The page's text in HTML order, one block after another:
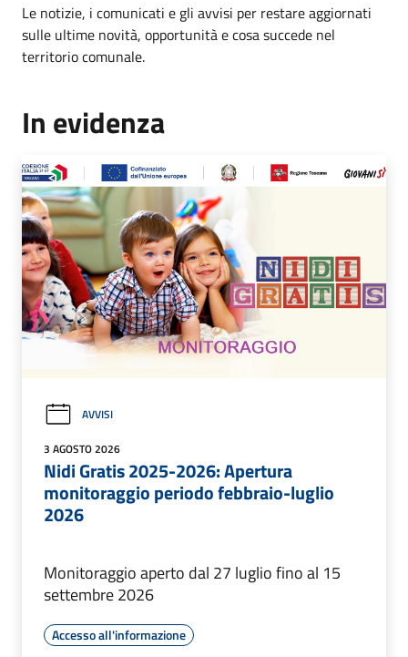
Le notizie, i comunicati e gli avvisi per restare aggiornati
sulle ultime novità, opportunità e cosa succede nel
territorio comunale.
In evidenza
AVVISI
3 AGOSTO 2026
Nidi Gratis 2025-2026: Apertura
monitoraggio periodo febbraio-luglio
2026
Monitoraggio aperto dal 27 luglio fino al 15
settembre 2026
Accesso all'informazione